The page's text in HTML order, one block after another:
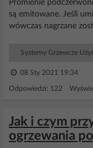
Promienie
są emitowane. Jeśli
wówczas nagrzane
Systemy Grzewcze
08 Sty 2021 19:34
Odpowiedzi: 122
Jak i czym
ogrzewania